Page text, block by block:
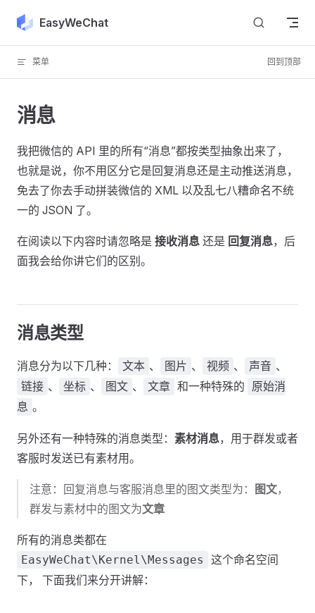
Skip to content
EasyWeChat
菜单 回到顶部
消息
我把微信的 API 里的所有“消息”都按类型抽象出来了，
也就是说，你不用区分它是回复消息还是主动推送消息，
免去了你去手动拼装微信的 XML 以及乱七八糟命名不统
一的 JSON 了。
在阅读以下内容时请忽略是 接收消息 还是 回复消息，后
面我会给你讲它们的区别。
消息类型
消息分为以下几种： 文本 、 图片 、 视频 、 声音 、
链接 、 坐标 、 图文 、 文章 和一种特殊的
原始消
息 。
另外还有一种特殊的消息类型： 素材消息，用于群发或者
客服时发送已有素材用。
注意：回复消息与客服消息里的图文类型为： 图文，
群发与素材中的图文为文章
所有的消息类都在
EasyWeChat\Kernel\Messages
这个命名空间
下， 下面我们来分开讲解：